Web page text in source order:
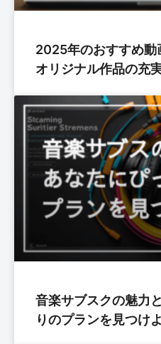
2025年のおすすめ動
オリジナル作品の充
音楽サブスクの魅力
りのプランを見つけ